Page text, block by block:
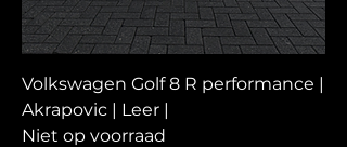
Volkswagen Golf 8 R performance |
Akrapovic | Leer |
Niet op voorraad